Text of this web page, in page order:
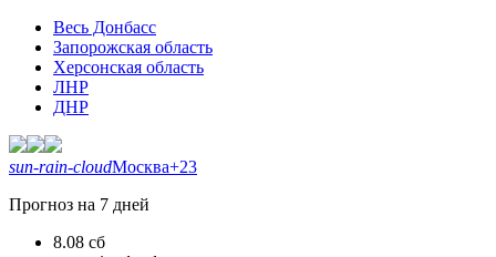
Весь Донбасс
Запорожская область
Херсонская область
ЛНР
ДНР
sun-rain-cloudМосква+23
Прогноз на 7 дней
8.08 сб